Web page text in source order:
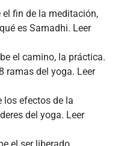
el fin de la meditación,
es Samadhi. Leer
el camino, la práctica.
ramas del yoga. Leer
los efectos de la
del yoga. Leer